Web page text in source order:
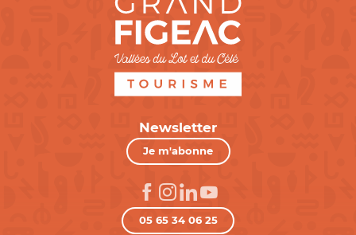
Newsletter
Je m'abonne
05 65 34 06 25